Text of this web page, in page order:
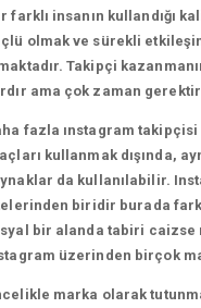
farklı insanın kullandığı
olmak ve sürekli
Takipçi
ama çok zaman
fazla ınstagram
kullanmak dışında,
da kullanılabilir.
biridir burada
bir alanda tabiri caizse
üzerinden birçok
marka olarak